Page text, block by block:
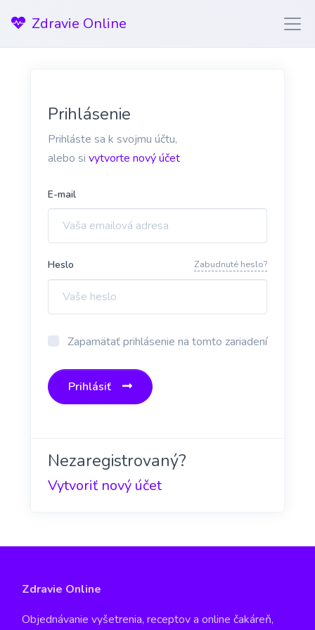
Zdravie Online
Prihlásenie
Prihláste sa k svojmu účtu,
alebo si vytvorte nový účet
E-mail
Heslo Zabudnuté heslo?
Zapamätať prihlásenie na tomto zariadení
Prihlásiť
Nezaregistrovaný?
Vytvoriť nový účet
Zdravie Online
Objednávanie vyšetrenia, receptov a online čakáreň,